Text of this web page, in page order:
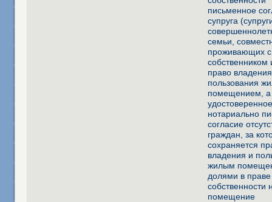
письменное
супруга
семьи,
проживающих с
право
пользования
помещением, а
нотариально
согласие
граждан, за
сохраняется
владения и
жилым
долями в праве
собственности
помещение